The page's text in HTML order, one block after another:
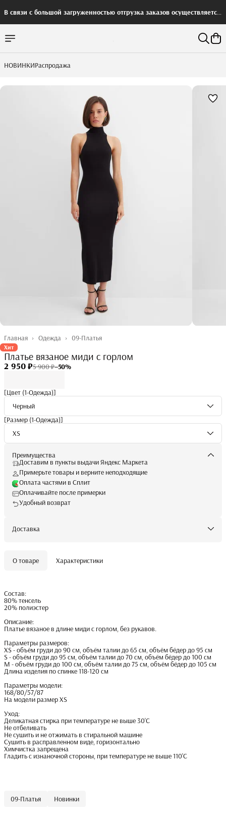
В связи с большой загруженностью отгрузка заказов осуществляется
НОВИНКИРаспродажа
09-Платья
Одежда ›
Главная ›
Хит
Платье вязаное миди с горлом
2 950 ₽5 900 ₽−50%
[Цвет (1-Одежда)]
Черный
[Размер (1-Одежда)]
XS
Преимущества
Доставим в пункты выдачи Яндекс Маркета
Примерьте товары и верните неподходящие
Оплата частями в Сплит
Оплачивайте после примерки
Удобный возврат
Доставка
О товаре Характеристики
Состав:
80% тенсель
20% полиэстер
Описание:
Платье вязаное в длине миди с горлом, без рукавов.
Параметры размеров:
XS - объём груди до 90 см, объём талии до 65 см, объём бёдер до 95 см
S - объём груди до 95 см, объём талии до 70 см, объём бёдер до 100 см
M - объём груди до 100 см, объём талии до 75 см, объём бёдер до 105 см
Длина изделия по спинке 118-120 см
Параметры модели:
168/80/57/87
На модели размер XS
Уход:
Деликатная стирка при температуре не выше 30'C
Не отбеливать
Не сушить и не отжимать в стиральной машине
Сушить в расправленном виде, горизонтально
Химчистка запрещена
Гладить с изнаночной стороны, при температуре не выше 110'C
09-Платья Новинки